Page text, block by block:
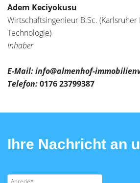
Adem Keciyokusu
Wirtschaftsingenieur B.Sc.
Technologie)
Inhaber
E-Mail: info@almenhof-
Telefon:0176 23799387
Ihre Nachricht an